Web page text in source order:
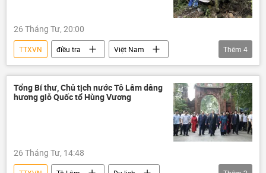
26 Tháng Tư, 20:00
TTXVN điều tra
Việt Nam
bị thương
cái chết
tử vong
Sơn La
Thêm 4
Tổng Bí thư, Chủ tịch nước Tô Lâm dâng
hương giỗ Quốc tổ Hùng Vương
26 Tháng Tư, 14:48